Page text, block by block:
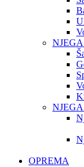
OPREMA